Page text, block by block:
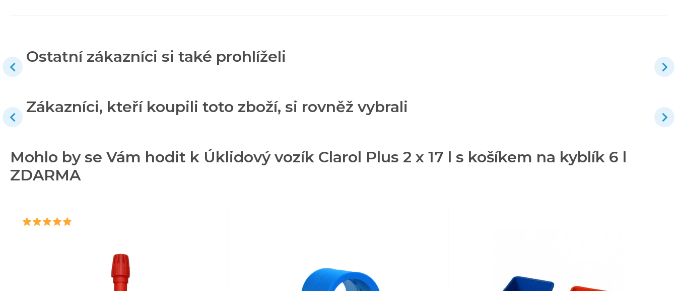
Ostatní zákazníci si také prohlíželi
Zákazníci, kteří koupili toto zboží, si rovněž vybrali
Mohlo by se Vám hodit k Úklidový vozík Clarol Plus 2 x 17 l s košíkem na kyblík 6 l
ZDARMA